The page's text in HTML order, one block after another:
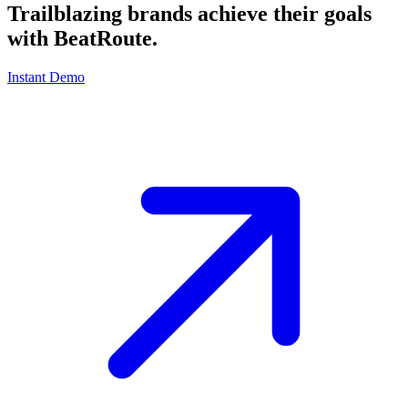
Trailblazing brands achieve their goals
with BeatRoute.
Instant Demo